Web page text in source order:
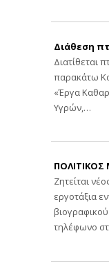
Διάθεση
Διατίθεται
παρακάτω
«Έργα
Υγρών,…
Ζητείται
εργοτάξια
τηλέφωνο